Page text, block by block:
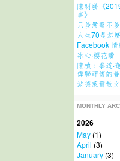
陳明發《
事》
只羨鴛鴦不
人生70是怎
Facebook
冰心·櫻花讚
陳楨：拳道·
偉聯師傅的
波德萊爾散
MONTHLY
2026
May(1)
April (3)
January(3)